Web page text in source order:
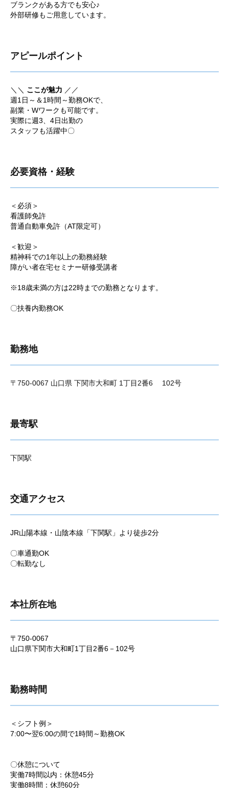
ブランクがある方でも安心♪
外部研修もご用意しています。
アピールポイント
＼＼ ここが魅力 ／／
週1日～＆1時間～勤務OKで、
副業・Wワークも可能です。
実際に週3、4日出勤の
スタッフも活躍中〇
必要資格・経験
＜必須＞
看護師免許
普通自動車免許（AT限定可）
＜歓迎＞
精神科での1年以上の勤務経験
障がい者在宅セミナー研修受講者
※18歳未満の方は22時までの勤務となります。
〇扶養内勤務OK
勤務地
〒750-0067 山口県 下関市大和町 1丁目2番6 102号
最寄駅
下関駅
交通アクセス
JR山陽本線・山陰本線「下関駅」より徒歩2分
〇車通勤OK
〇転勤なし
本社所在地
〒750-0067
山口県下関市大和町1丁目2番6－102号
勤務時間
＜シフト例＞
7:00〜翌6:00の間で1時間～勤務OK
〇休憩について
実働7時間以内：休憩45分
実働8時間：休憩60分